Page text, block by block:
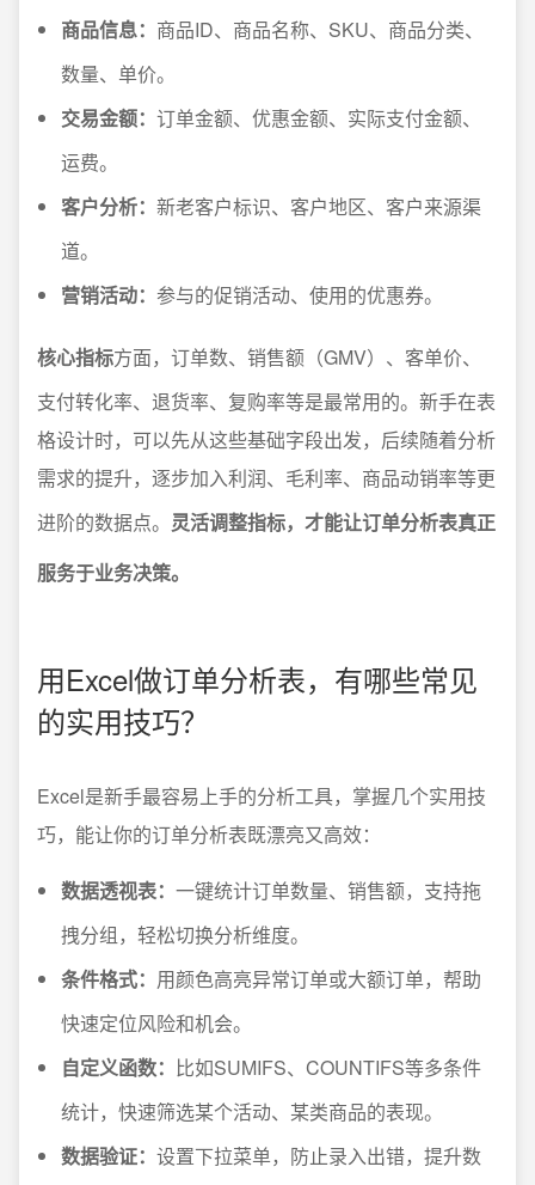
商品信息： 商品ID、商品名称、SKU、商品分类、
数量、单价。
交易金额： 订单金额、优惠金额、实际支付金额、
运费。
客户分析： 新老客户标识、客户地区、客户来源渠
道。
营销活动： 参与的促销活动、使用的优惠券。
核心指标方面，订单数、销售额（GMV）、客单价、
支付转化率、退货率、复购率等是最常用的。新手在表
格设计时，可以先从这些基础字段出发，后续随着分析
需求的提升，逐步加入利润、毛利率、商品动销率等更
进阶的数据点。 灵活调整指标，才能让订单分析表真正
服务于业务决策。
用Excel做订单分析表，有哪些常见
的实用技巧？
Excel是新手最容易上手的分析工具，掌握几个实用技
巧，能让你的订单分析表既漂亮又高效：
数据透视表： 一键统计订单数量、销售额，支持拖
拽分组，轻松切换分析维度。
条件格式： 用颜色高亮异常订单或大额订单，帮助
快速定位风险和机会。
自定义函数： 比如SUMIFS、COUNTIFS等多条件
统计，快速筛选某个活动、某类商品的表现。
数据验证： 设置下拉菜单，防止录入出错，提升数